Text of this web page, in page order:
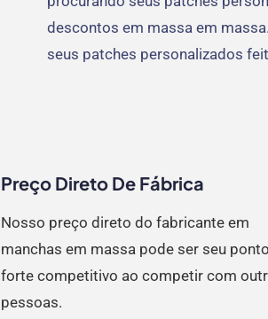
descontos em massa em
seus patches personalizados
Preço Direto De Fábrica
Nosso preço direto do fabricante em
manchas em massa pode ser seu ponto
forte competitivo ao competir com
pessoas.